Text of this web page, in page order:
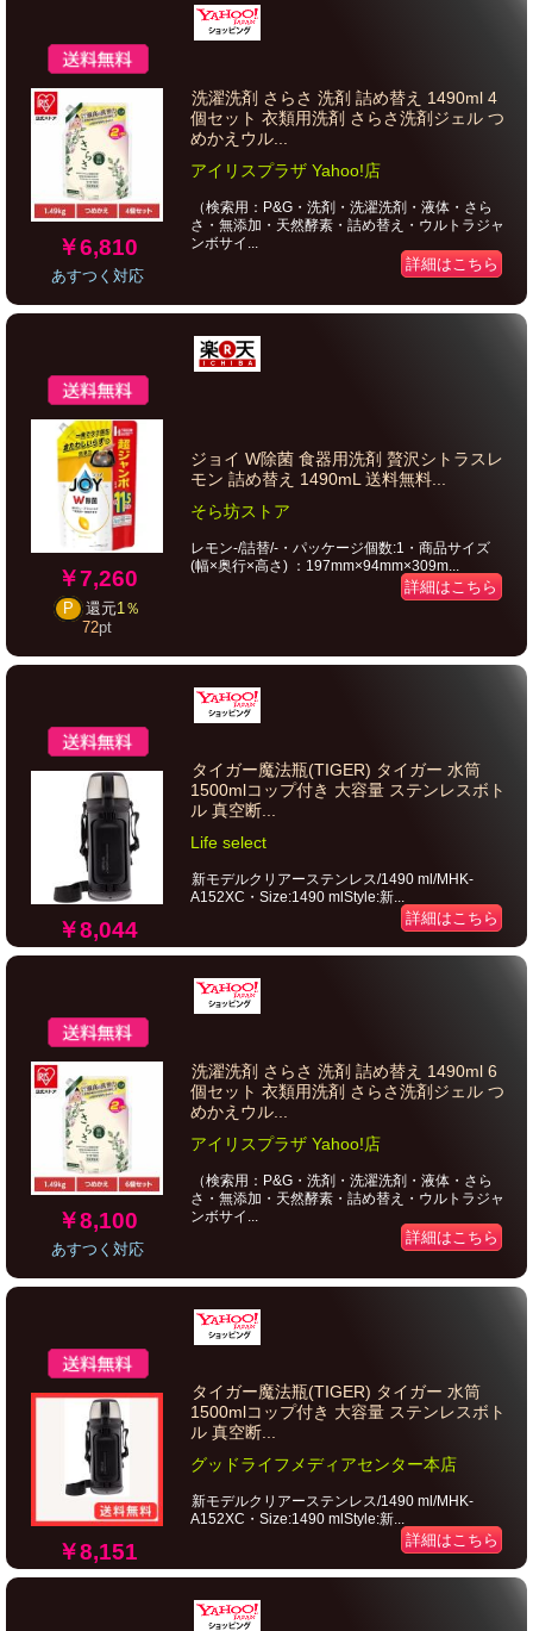
￥6,810
あすつく対応
洗濯洗剤 さらさ 洗剤 詰め替え 1490ml 4
個セット 衣類用洗剤 さらさ洗剤ジェル つ
めかえウル...
アイリスプラザ Yahoo!店
（検索用：P&G・洗剤・洗濯洗剤・液体・さら
さ・無添加・天然酵素・詰め替え・ウルトラジャ
ンボサイ...
詳細はこちら
￥7,260
P 還元1％
72pt
ジョイ W除菌 食器用洗剤 贅沢シトラスレ
モン 詰め替え 1490mL 送料無料...
そら坊ストア
レモン-/詰替/-・パッケージ個数:1・商品サイズ
(幅×奥行×高さ) ：197mm×94mm×309m...
詳細はこちら
￥8,044
タイガー魔法瓶(TIGER) タイガー 水筒
1500mlコップ付き 大容量 ステンレスボト
ル 真空断...
Life select
新モデルクリアーステンレス/1490 ml/MHK-
A152XC・Size:1490 mlStyle:新...
詳細はこちら
￥8,100
あすつく対応
洗濯洗剤 さらさ 洗剤 詰め替え 1490ml 6
個セット 衣類用洗剤 さらさ洗剤ジェル つ
めかえウル...
アイリスプラザ Yahoo!店
（検索用：P&G・洗剤・洗濯洗剤・液体・さら
さ・無添加・天然酵素・詰め替え・ウルトラジャ
ンボサイ...
詳細はこちら
￥8,151
タイガー魔法瓶(TIGER) タイガー 水筒
1500mlコップ付き 大容量 ステンレスボト
ル 真空断...
グッドライフメディアセンター本店
新モデルクリアーステンレス/1490 ml/MHK-
A152XC・Size:1490 mlStyle:新...
詳細はこちら